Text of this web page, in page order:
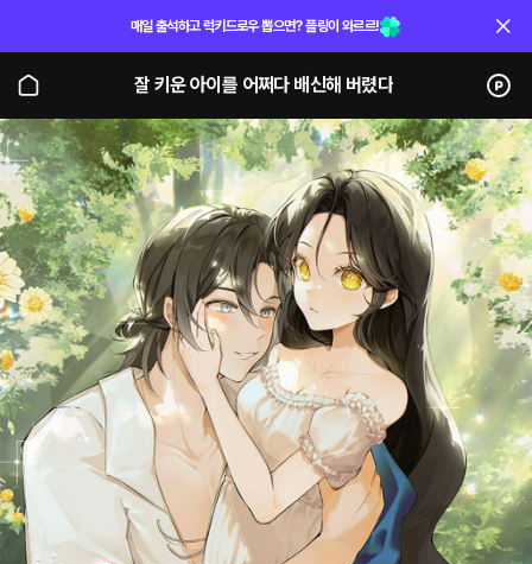
매일 출석하고 럭키드로우 뽑으면? 플링이 와르르!
잘 키운 아이를 어쩌다 배신해 버렸다